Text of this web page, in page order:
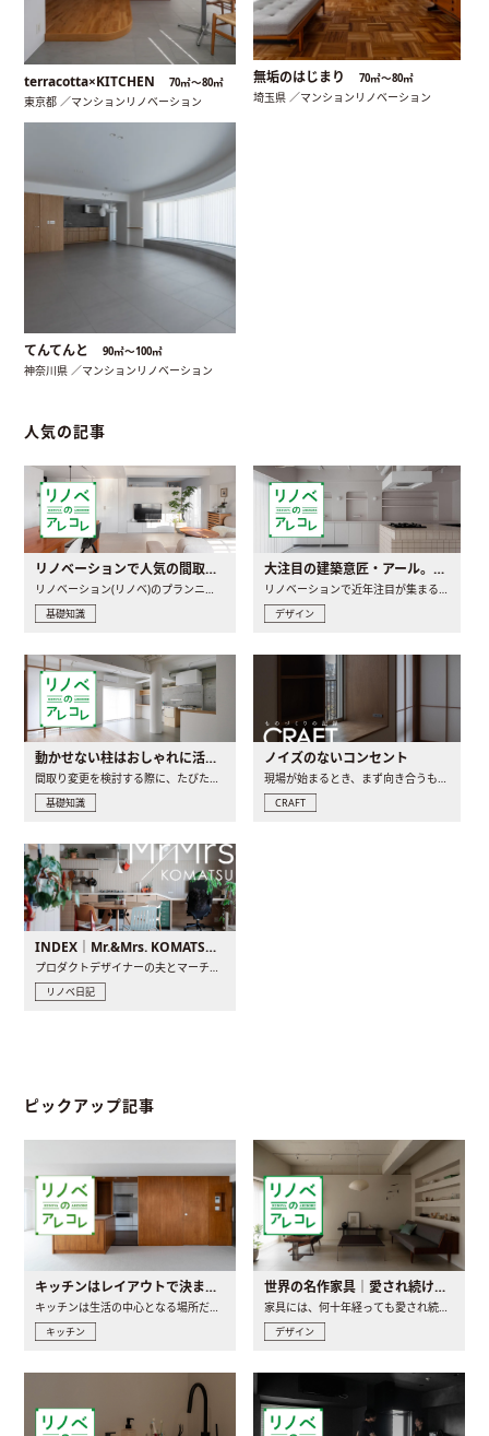
terracotta×KITCHEN 70㎡〜80㎡
東京都 ／マンションリノベーション
無垢のはじまり 70㎡〜80㎡
埼玉県 ／マンションリノベーション
てんてんと 90㎡〜100㎡
神奈川県 ／マンションリノベーション
人気の記事
リノベーションで人気の間取りとは？トレンドの間取りと実例を徹底解説
リノベーション(リノベ)のプランニングで一番最初に決めるのは..
基礎知識
大注目の建築意匠・アール。人気の理由と空間に取り入れるポイント
リノベーションで近年注目が集まる建築意匠の一つであるアール..
デザイン
動かせない柱はおしゃれに活用！柱を魅せるリノベーション(リノベ)4選
間取り変更を検討する際に、たびたび皆さんの頭を悩ませる動か..
基礎知識
ノイズのないコンセント
現場が始まるとき、まず向き合うものの一つがコンセントです..
CRAFT
INDEX｜Mr.&Mrs. KOMATSU renovation diary
プロダクトデザイナーの夫とマーチャンダイザーの妻が、夫婦で..
リノベ日記
ピックアップ記事
キッチンはレイアウトで決まる。後悔しないための考え方と選び方
キッチン
世界の名作家具｜愛され続ける理由と一生モノとの出会い方
デザイン